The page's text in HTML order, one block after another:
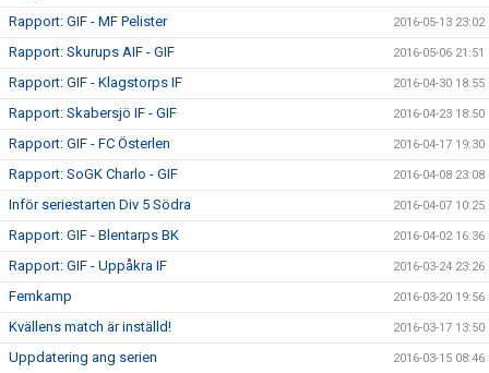
Rapport: GIF - MF Pelister 2016-05-13 23:02
Rapport: Skurups AIF - GIF 2016-05-06 21:51
Rapport: GIF - Klagstorps IF 2016-04-30 18:55
Rapport: Skabersjö IF - GIF 2016-04-23 18:50
Rapport: GIF - FC Österlen 2016-04-17 19:30
Rapport: SoGK Charlo - GIF 2016-04-08 23:08
Inför seriestarten Div 5 Södra 2016-04-07 10:25
Rapport: GIF - Blentarps BK 2016-04-02 16:36
Rapport: GIF - Uppåkra IF 2016-03-24 23:26
Femkamp 2016-03-20 19:56
Kvällens match är inställd! 2016-03-17 13:50
Uppdatering ang serien 2016-03-15 08:46